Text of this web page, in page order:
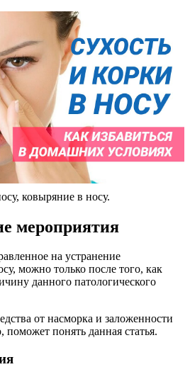
ковыряние в носу.
мероприятия
на устранение
можно только после того, как
данного патологического
от насморка и заложенности
поможет понять данная статья.